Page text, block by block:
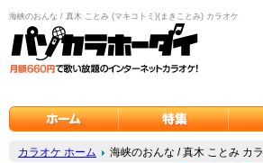
海峡のおんな / 真木 ことみ (マキコトミ)(まきことみ) カラオケ
カラオケ ホーム 海峡のおんな / 真木 ことみ カ